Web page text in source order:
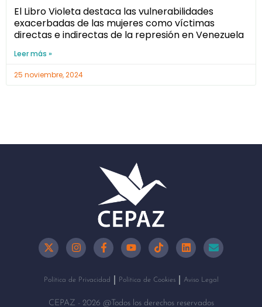
El Libro Violeta destaca las vulnerabilidades
exacerbadas de las mujeres como víctimas
directas e indirectas de la represión en Venezuela
Leer más »
25 noviembre, 2024
Política de Privacidad Política de Cookies Aviso Legal
CEPAZ - 2026 @Todos los derechos reservados